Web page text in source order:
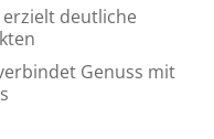
deutliche
Genuss mit